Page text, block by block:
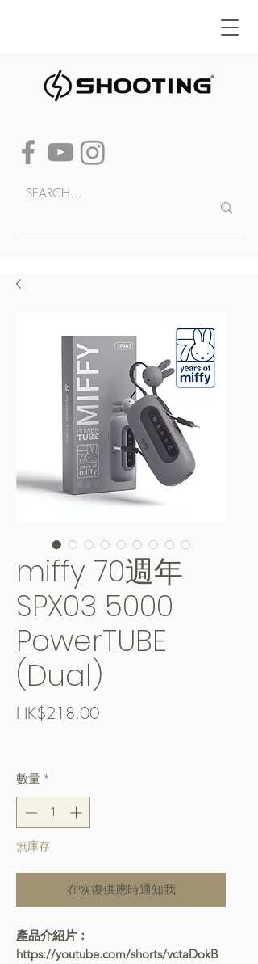
miffy 70週年
SPX03 5000
PowerTUBE
(Dual)
HK$218.00價
數量 *
無庫存
在恢復供應時通知我
產品介紹片：
https://youtube.com/shorts/vctaDokB